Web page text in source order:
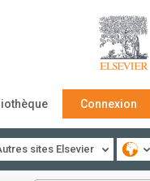
Connexion
sites Elsevier